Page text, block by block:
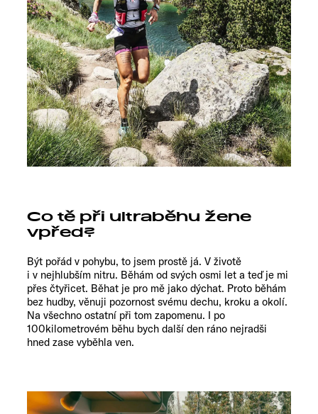
Co tě při ultraběhu žene
vpřed?
Být pořád v pohybu, to jsem prostě já. V životě
i v nejhlubším nitru. Běhám od svých osmi let a teď je mi
přes čtyřicet. Běhat je pro mě jako dýchat. Proto běhám
bez hudby, věnuji pozornost svému dechu, kroku a okolí.
Na všechno ostatní při tom zapomenu. I po
100kilometrovém běhu bych další den ráno nejradši
hned zase vyběhla ven.